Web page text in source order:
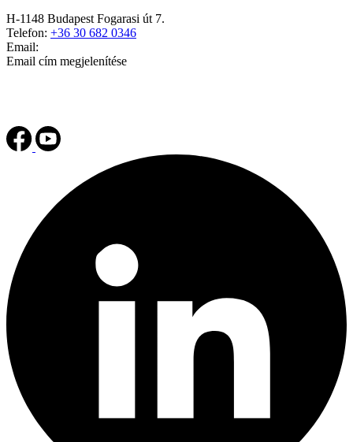
H-1148 Budapest Fogarasi út 7.
Telefon: +36 30 682 0346
Email:
Email cím megjelenítése